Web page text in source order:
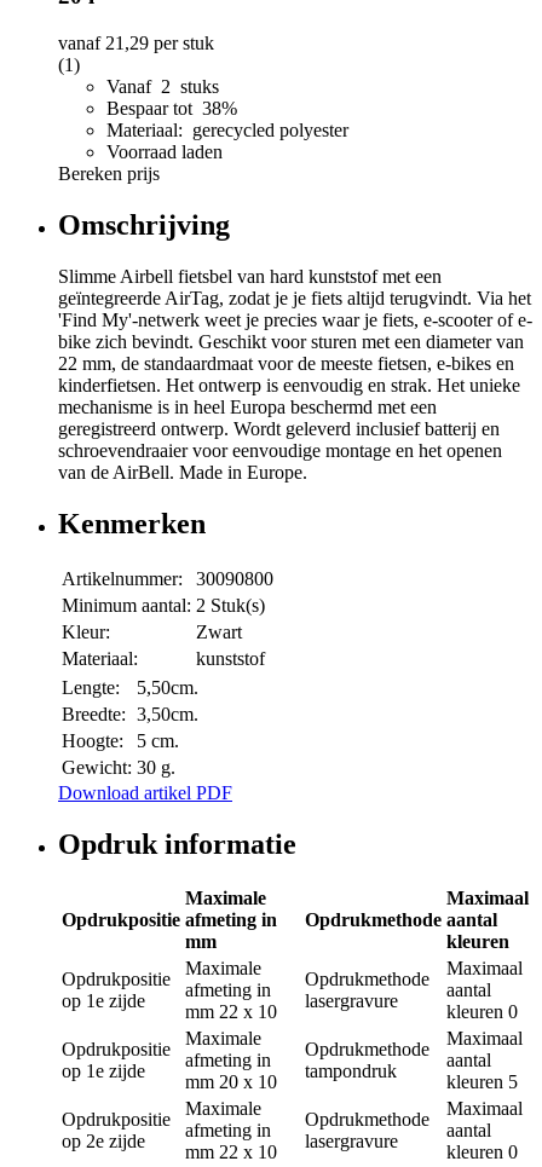
vanaf 21,29 per stuk
(1)
Vanaf 2 stuks
Bespaar tot 38%
Materiaal: gerecycled polyester
Voorraad laden
Bereken prijs
Omschrijving
Slimme Airbell fietsbel van hard kunststof met een
geïntegreerde AirTag, zodat je je fiets altijd terugvindt. Via het
'Find My'-netwerk weet je precies waar je fiets, e-scooter of e-
bike zich bevindt. Geschikt voor sturen met een diameter van
22 mm, de standaardmaat voor de meeste fietsen, e-bikes en
kinderfietsen. Het ontwerp is eenvoudig en strak. Het unieke
mechanisme is in heel Europa beschermd met een
geregistreerd ontwerp. Wordt geleverd inclusief batterij en
schroevendraaier voor eenvoudige montage en het openen
van de AirBell. Made in Europe.
Kenmerken
Artikelnummer:
30090800
Minimum aantal: 2 Stuk(s)
Kleur:
Zwart
Materiaal:
kunststof
Lengte:
5,50cm.
Breedte: 3,50cm.
Hoogte:
5 cm.
Gewicht: 30 g.
Download artikel PDF
Opdruk informatie
Opdrukpositie
Maximale
afmeting in
mm
Opdrukmethode
Maximaal
aantal
kleuren
Opdrukpositie
op 1e zijde
Maximale
afmeting in
mm 22 x 10
Opdrukmethode
lasergravure
Maximaal
aantal
kleuren 0
Opdrukpositie
op 1e zijde
Maximale
afmeting in
mm 20 x 10
Opdrukmethode
tampondruk
Maximaal
aantal
kleuren 5
Opdrukpositie
op 2e zijde
Maximale
afmeting in
mm 22 x 10
Opdrukmethode
lasergravure
Maximaal
aantal
kleuren 0